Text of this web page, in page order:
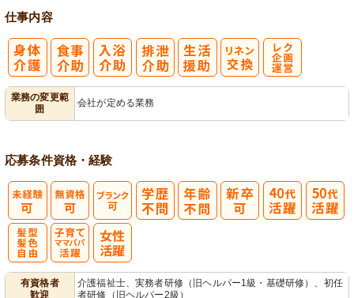
仕事内容
業務の変更範
囲
会社が定める業務
応募条件資格・経験
有資格者
歓迎
介護福祉士、実務者研修（旧ヘルパー1級・基礎研修）、初任
者研修（旧ヘルパー2級）